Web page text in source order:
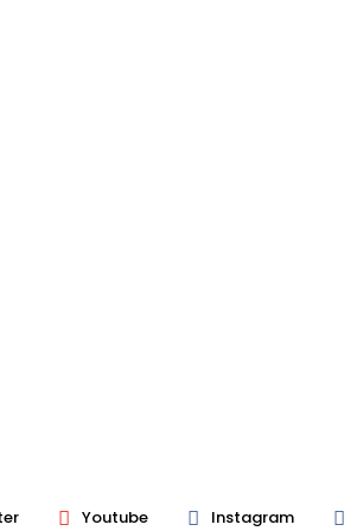
Youtube Instagram